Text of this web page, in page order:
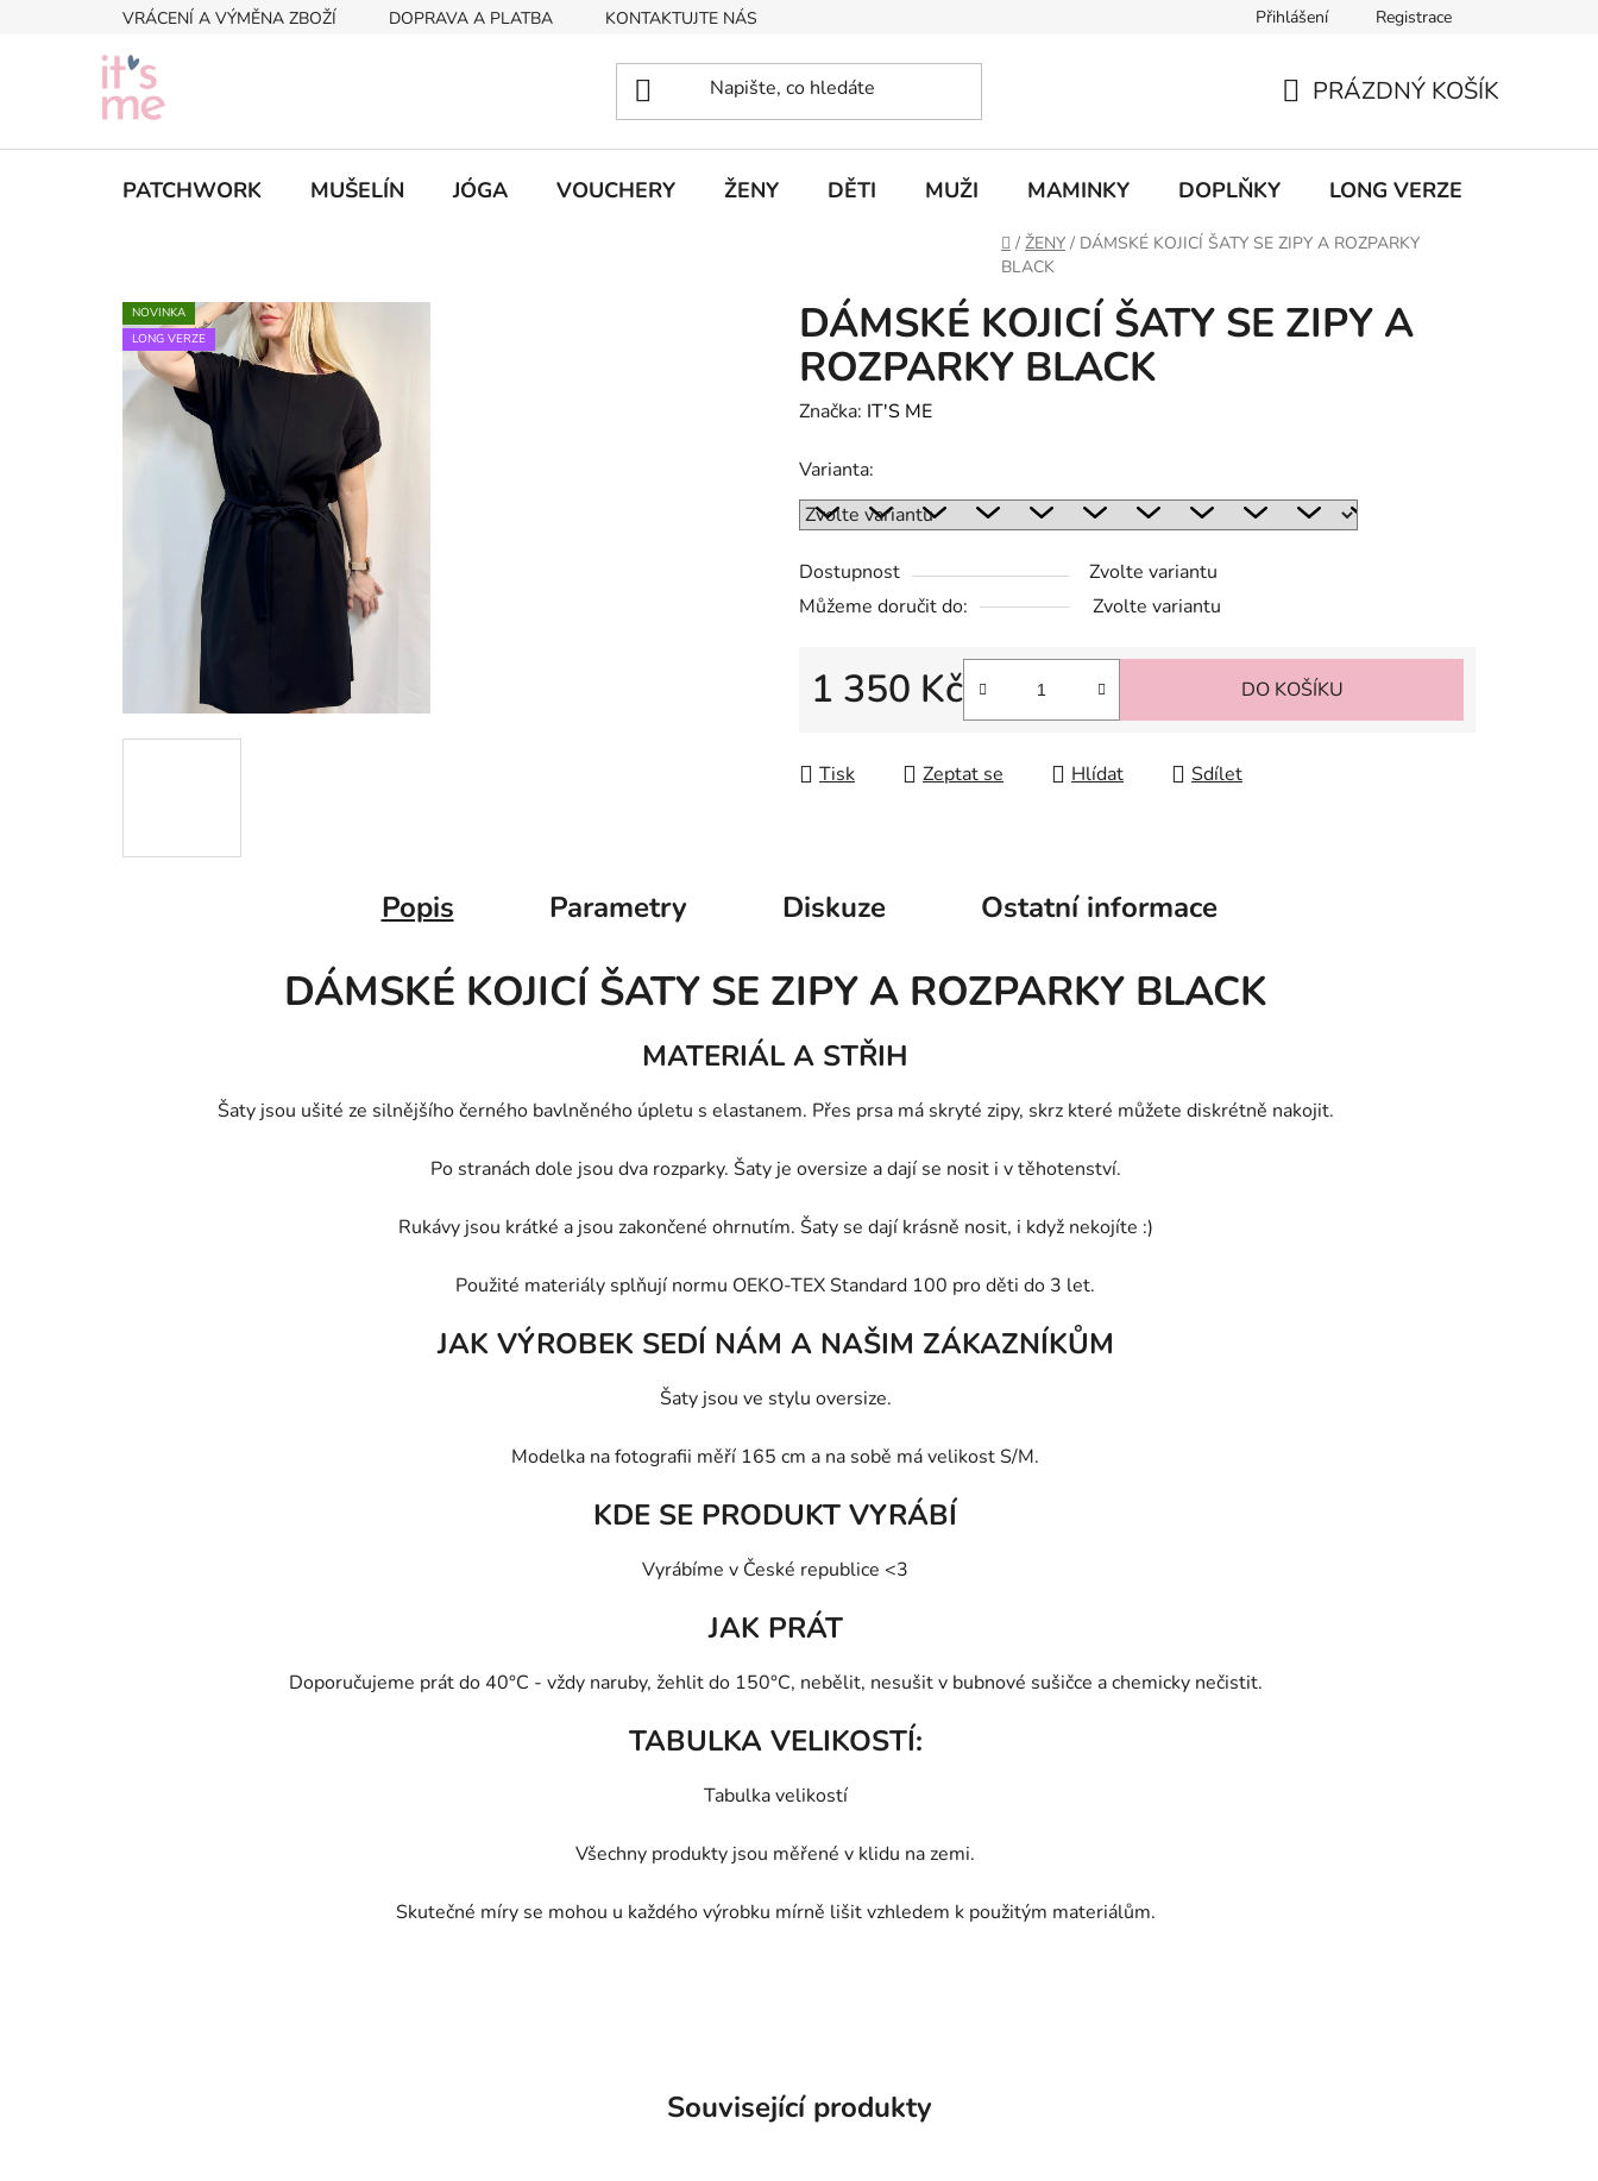
VRÁCENÍ A VÝMĚNA ZBOŽÍ DOPRAVA A PLATBA KONTAKTUJTE NÁS Podmínky ochrany osobních údajůPřihlášení Registrace
KOŠÍK
PRÁZDNÝ KOŠÍK
PATCHWORK MUŠELÍN JÓGA VOUCHERY ŽENY DĚTI MUŽI MAMINKY DOPLŇKY LONG VERZE
Domů
/ ŽENY / DÁMSKÉ KOJICÍ ŠATY SE ZIPY A ROZPARKY
BLACK
DÁMSKÉ KOJICÍ ŠATY SE ZIPY A
ROZPARKY BLACK
Značka: IT'S ME
Varianta:
Dostupnost
Zvolte variantu
Můžeme doručit do:
Zvolte variantu
1 350 Kč DO KOŠÍKU
Tisk Zeptat se Hlídat Sdílet
NOVINKA
LONG VERZE
Popis Parametry Diskuze Ostatní informace
DÁMSKÉ KOJICÍ ŠATY SE ZIPY A ROZPARKY BLACK
MATERIÁL A STŘIH
Šaty jsou ušité ze silnějšího černého bavlněného úpletu s elastanem. Přes prsa má skryté zipy, skrz které můžete diskrétně nakojit.
Po stranách dole jsou dva rozparky. Šaty je oversize a dají se nosit i v těhotenství.
Rukávy jsou krátké a jsou zakončené ohrnutím. Šaty se dají krásně nosit, i když nekojíte :)
Použité materiály splňují normu OEKO-TEX Standard 100 pro děti do 3 let.
JAK VÝROBEK SEDÍ NÁM A NAŠIM ZÁKAZNÍKŮM
Šaty jsou ve stylu oversize.
Modelka na fotografii měří 165 cm a na sobě má velikost S/M.
KDE SE PRODUKT VYRÁBÍ
Vyrábíme v České republice <3
JAK PRÁT
Doporučujeme prát do 40°C - vždy naruby, žehlit do 150°C, nebělit, nesušit v bubnové sušičce a chemicky nečistit.
TABULKA VELIKOSTÍ:
Tabulka velikostí
Všechny produkty jsou měřené v klidu na zemi.
Skutečné míry se mohou u každého výrobku mírně lišit vzhledem k použitým materiálům.
Související produkty